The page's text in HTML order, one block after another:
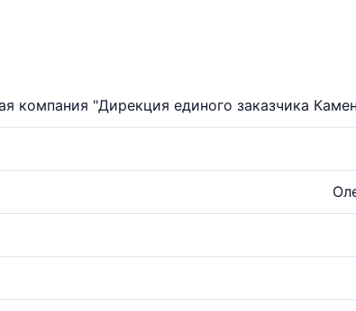
компания "Дирекция единого заказчика